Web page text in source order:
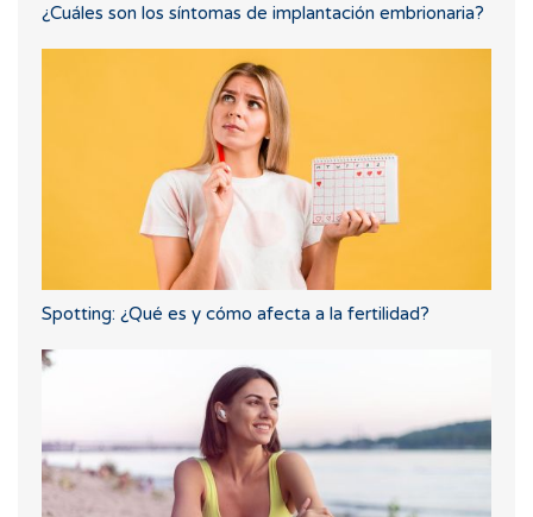
¿Cuáles son los síntomas de implantación embrionaria?
Spotting: ¿Qué es y cómo afecta a la fertilidad?